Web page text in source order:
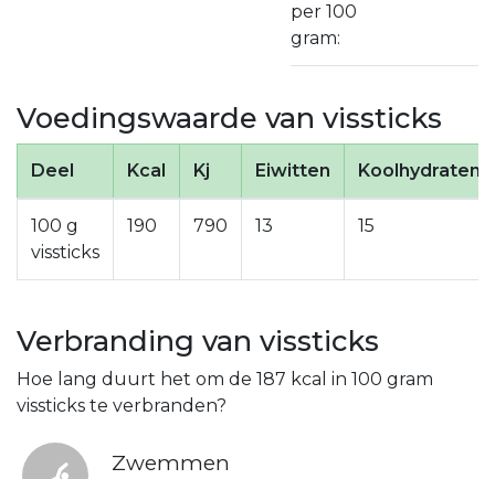
per 100
gram:
Voedingswaarde van vissticks
Deel Kcal Kj Eiwitten Koolhydraten
100 g
vissticks
190 790 13 15
Verbranding van vissticks
Hoe lang duurt het om de 187 kcal in 100 gram
vissticks te verbranden?
Zwemmen